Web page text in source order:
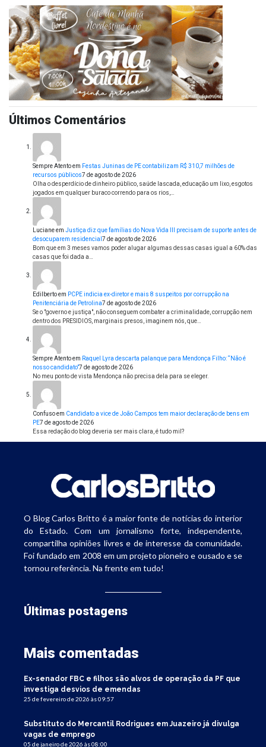
Últimos Comentários
Sempre Atentoem Festas Juninas de PE contabilizam R$ 310,7 milhões de
recursos públicos7 de agosto de 2026
Olha o desperdício de dinheiro público, saúde lascada, educação um lixo, esgotos
jogados em qualquer buraco correndo para os rios,…
Lucianeem Justiça diz que famílias do Nova Vida III precisam de suporte antes de
desocuparem residencial 7 de agosto de 2026
Bom que em 3 meses vamos poder alugar algumas dessas casas igual a 60% das
casas que foi dada a…
Edilbertoem PCPE indicia ex-diretor e mais 8 suspeitos por corrupção na
Penitenciária de Petrolina7 de agosto de 2026
Se o "governo e justiça", não conseguem combater a criminalidade, corrupção nem
dentro dos PRESIDIOS, marginais presos, imaginem nós, que…
Sempre Atentoem Raquel Lyra descarta palanque para Mendonça Filho: “Não é
nosso candidato”7 de agosto de 2026
No meu ponto de vista Mendonça não precisa dela para se eleger.
Confusoem Candidato a vice de João Campos tem maior declaração de bens em
PE7 de agosto de 2026
Essa redação do blog deveria ser mais clara, é tudo mil?
O Blog Carlos Britto é a maior fonte de notícias do interior
do Estado. Com um jornalismo forte, independente,
compartilha opiniões livres e de interesse da comunidade.
Foi fundado em 2008 em um projeto pioneiro e ousado e se
tornou referência. Na frente em tudo!
Últimas postagens
Mais comentadas
Ex-senador FBC e filhos são alvos de operação da PF que
investiga desvios de emendas
25 de fevereiro de 2026 às 09:57
Substituto do Mercantil Rodrigues em Juazeiro já divulga
vagas de emprego
05 de janeiro de 2026 às 08:00